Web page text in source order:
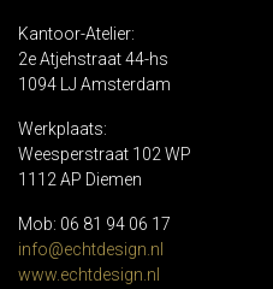
Kantoor-Atelier:
2e Atjehstraat 44-hs
1094 LJ Amsterdam
Werkplaats:
Weesperstraat 102 WP
1112 AP Diemen
Mob: 06 81 94 06 17
info@echtdesign.nl
www.echtdesign.nl